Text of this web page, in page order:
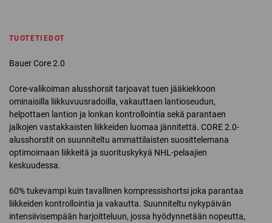
TUOTETIEDOT
Bauer Core 2.0
Core-valikoiman alusshorsit tarjoavat tuen jääkiekkoon
ominaisilla liikkuvuusradoilla, vakauttaen lantioseudun,
helpottaen lantion ja lonkan kontrollointia sekä parantaen
jalkojen vastakkaisten liikkeiden luomaa jännitettä. CORE 2.0-
alusshorstit on suunniteltu ammattilaisten suosittelemana
optimoimaan liikkeitä ja suorituskykyä NHL-pelaajien
keskuudessa.
60% tukevampi kuin tavallinen kompressishortsi joka parantaa
liikkeiden kontrollointia ja vakautta. Suunniteltu nykypäivän
intensiivisempään harjoitteluun, jossa hyödynnetään nopeutta,